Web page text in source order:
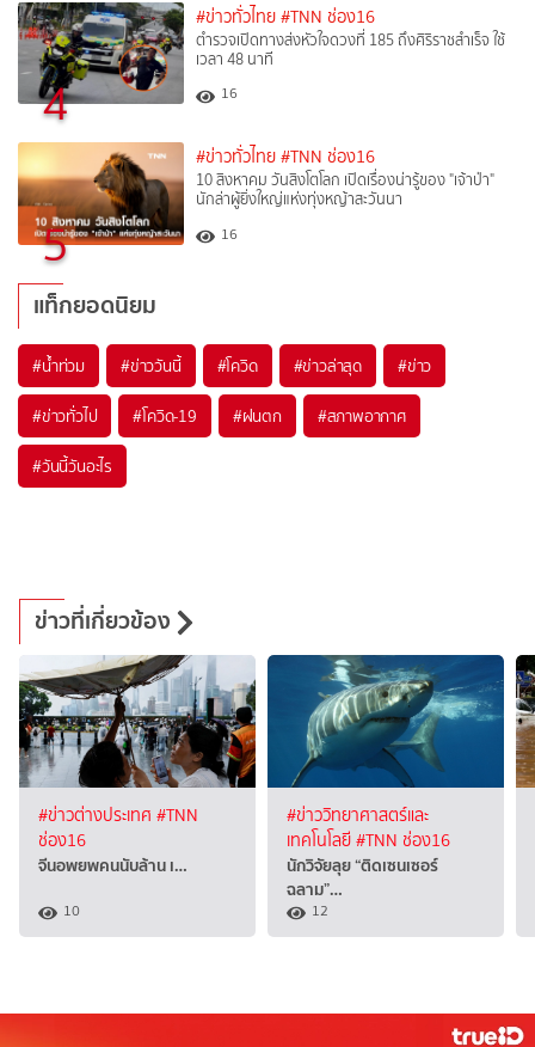
4
#ข่าวทั่วไทย #TNN ช่อง16
ตำรวจเปิดทางส่งหัวใจดวงที่ 185 ถึงศิริราชสำเร็จ ใช้
เวลา 48 นาที
16
5
#ข่าวทั่วไทย #TNN ช่อง16
10 สิงหาคม วันสิงโตโลก เปิดเรื่องน่ารู้ของ "เจ้าป่า"
นักล่าผู้ยิ่งใหญ่แห่งทุ่งหญ้าสะวันนา
16
แท็กยอดนิยม
#น้ำท่วม #ข่าววันนี้ #โควิด #ข่าวล่าสุด #ข่าว
#ข่าวทั่วไป #โควิด-19 #ฝนตก #สภาพอากาศ
#วันนี้วันอะไร
ข่าวที่เกี่ยวข้อง
#ข่าวต่างประเทศ #TNN
ช่อง16
จีนอพยพคนนับล้าน เ…
10
#ข่าววิทยาศาสตร์และ
เทคโนโลยี#TNN ช่อง16
นักวิจัยลุย “ติดเซนเซอร์
ฉลาม”…
12